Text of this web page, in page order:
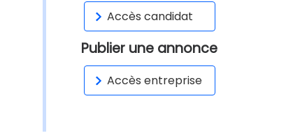
Accès candidat
Publier une annonce
Accès entreprise